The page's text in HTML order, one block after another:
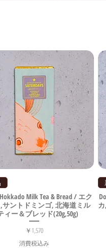
Milk Tea & Bread / エク
サントドミンゴ, 北海道ミル
ィー＆ブレッド(20g,50g)
価格
￥1,570
消費税込み